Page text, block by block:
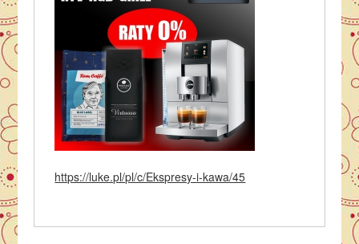
https://luke.pl/pl/c/Ekspresy-i-kawa/45